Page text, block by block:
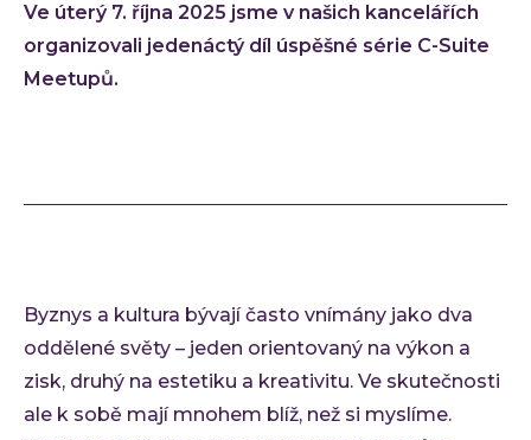
Ve úterý 7. října 2025 jsme v našich kancelářích
organizovali jedenáctý díl úspěšné série C-Suite
Meetupů.
Byznys a kultura bývají často vnímány jako dva
oddělené světy – jeden orientovaný na výkon a
zisk, druhý na estetiku a kreativitu. Ve skutečnosti
ale k sobě mají mnohem blíž, než si myslíme.